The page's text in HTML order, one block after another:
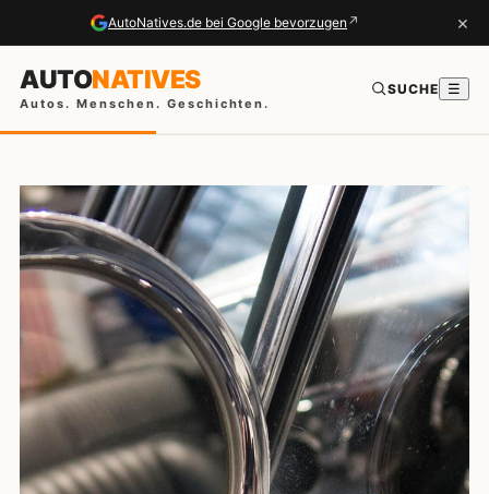
AutoNatives.de bei Google bevorzugen ↗ ×
AUTONATIVES
Autos. Menschen. Geschichten.
SUCHE ☰